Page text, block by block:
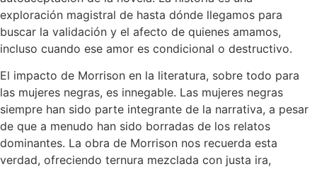
exploración magistral de hasta dónde llegamos para
buscar la validación y el afecto de quienes amamos,
incluso cuando ese amor es condicional o destructivo.
El impacto de Morrison en la literatura, sobre todo para
las mujeres negras, es innegable. Las mujeres negras
siempre han sido parte integrante de la narrativa, a pesar
de que a menudo han sido borradas de los relatos
dominantes. La obra de Morrison nos recuerda esta
verdad, ofreciendo ternura mezclada con justa ira,